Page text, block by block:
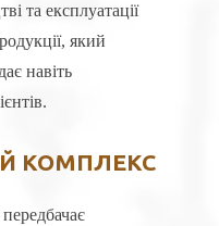
та експлуатації
який
навіть
КОМПЛЕКС